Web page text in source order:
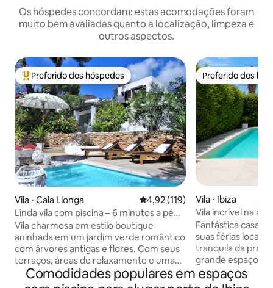
Os hóspedes concordam: estas acomodações foram
muito bem avaliadas quanto a localização, limpeza e
outros aspectos.
Entre os melhores preferidos dos hóspedes
Preferido dos hóspedes
Vila ⋅ Cala Llonga 4,92 de uma avaliação média de
4,92 (119)
Linda vila com piscina – 6 minutos a pé
até a praia
Vila charmosa em estilo boutique
aninhada em um jardim verde romântico
com árvores antigas e flores. Com seus
terraços, áreas de relaxamento e uma
linda piscina privativa, a propriedade
oferece grande espaço e privacidade
Preferido dos
Preferido dos
Vila ⋅ Ibiza
Vila incrível na
Bossa
Fantástica casa
suas férias
tranquila da praia
grande espaço
ao ar livre, uma
árvores ,
Comodidades populares em espaços